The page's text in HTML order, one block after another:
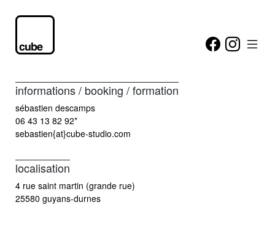
informations / booking / formation
sébastien descamps
06 43 13 82 92*
sebastien{at}cube-studio.com
localisation
4 rue saint martin (grande rue)
25580 guyans-durnes